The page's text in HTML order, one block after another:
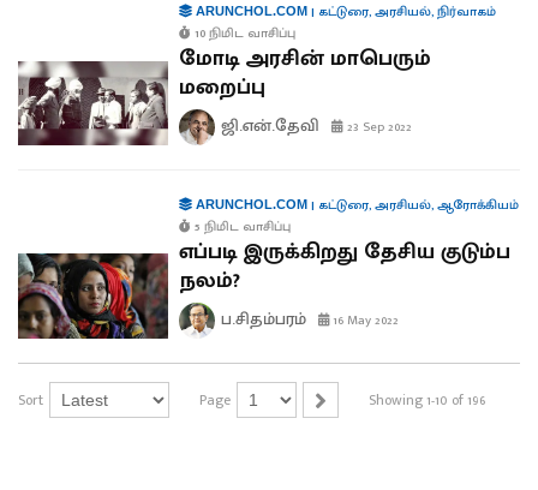
ARUNCHOL.COM| கட்டுரை,அரசியல்,நிர்வாகம்
10 நிமிட வாசிப்பு
மோடி அரசின் மாபெரும்
மறைப்பு
ஜி.என்.தேவி 23 Sep 2022
ARUNCHOL.COM| கட்டுரை,அரசியல்,ஆரோக்கியம்
5 நிமிட வாசிப்பு
எப்படி இருக்கிறது தேசிய குடும்ப
நலம்?
ப.சிதம்பரம் 16 May 2022
Sort Page Showing 1-10 of 196